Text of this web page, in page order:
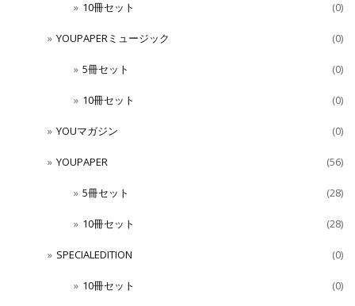
10冊セット (0)
YOUPAPERミュージック (0)
5冊セット (0)
10冊セット (0)
YOUマガジン (0)
YOUPAPER (56)
5冊セット (28)
10冊セット (28)
SPECIALEDITION (0)
10冊セット (0)